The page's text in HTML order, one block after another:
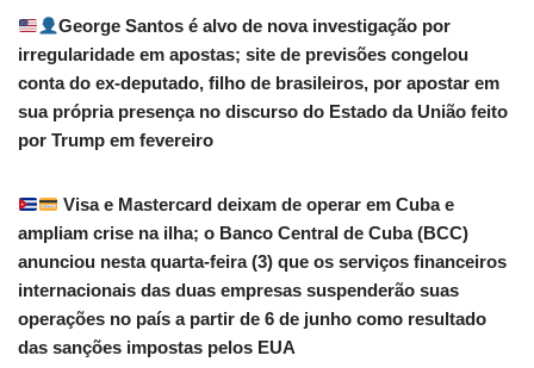
George Santos é alvo de nova investigação por
irregularidade em apostas; site de previsões congelou
conta do ex-deputado, filho de brasileiros, por apostar em
sua própria presença no discurso do Estado da União feito
por Trump em fevereiro
Visa e Mastercard deixam de operar em Cuba e
ampliam crise na ilha; o Banco Central de Cuba (BCC)
anunciou nesta quarta-feira (3) que os serviços financeiros
internacionais das duas empresas suspenderão suas
operações no país a partir de 6 de junho como resultado
das sanções impostas pelos EUA